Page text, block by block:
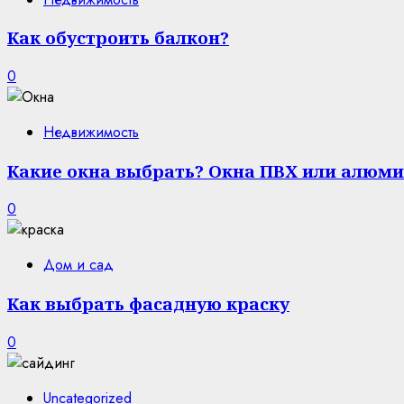
Как обустроить балкон?
0
Недвижимость
Какие окна выбрать? Окна ПВХ или
0
Дом и сад
Как выбрать фасадную краску
0
Uncategorized